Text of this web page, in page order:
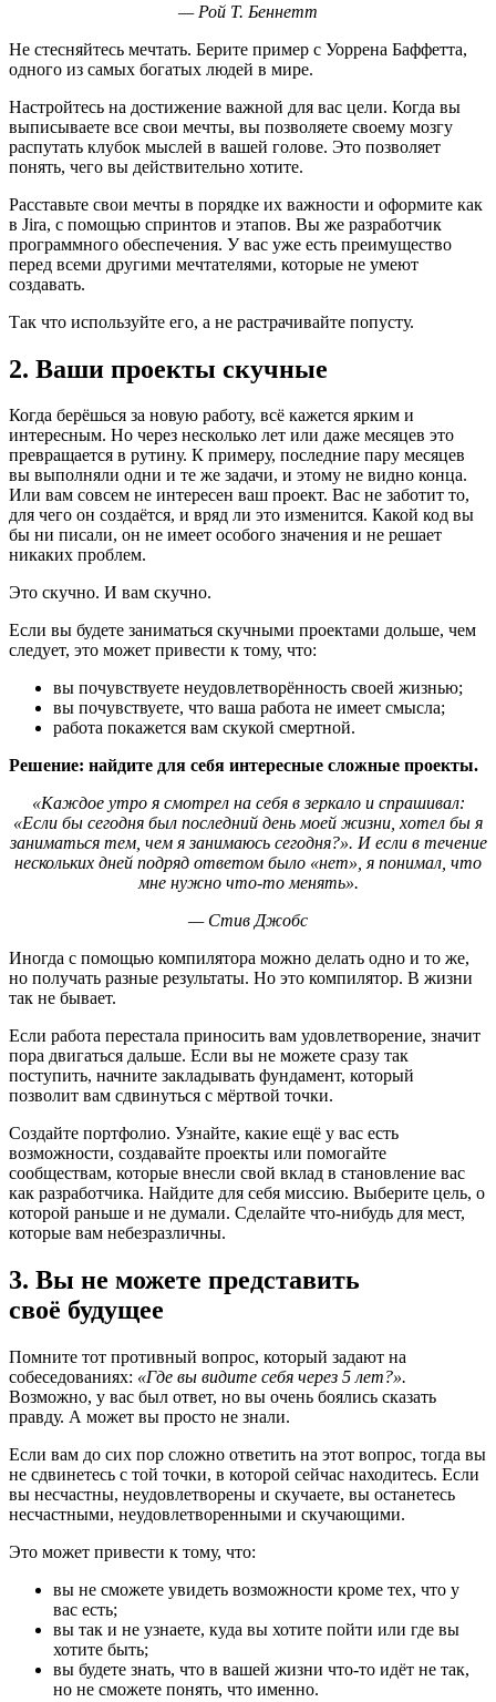
— Рой Т. Беннетт
Не стесняйтесь мечтать. Берите пример с Уоррена Баффетта,
одного из самых богатых людей в мире.
Настройтесь на достижение важной для вас цели. Когда вы
выписываете все свои мечты, вы позволяете своему мозгу
распутать клубок мыслей в вашей голове. Это позволяет
понять, чего вы действительно хотите.
Расставьте свои мечты в порядке их важности и оформите как
в Jira, с помощью спринтов и этапов. Вы же разработчик
программного обеспечения. У вас уже есть преимущество
перед всеми другими мечтателями, которые не умеют
создавать.
Так что используйте его, а не растрачивайте попусту.
2. Ваши проекты скучные
Когда берёшься за новую работу, всё кажется ярким и
интересным. Но через несколько лет или даже месяцев это
превращается в рутину. К примеру, последние пару месяцев
вы выполняли одни и те же задачи, и этому не видно конца.
Или вам совсем не интересен ваш проект. Вас не заботит то,
для чего он создаётся, и вряд ли это изменится. Какой код вы
бы ни писали, он не имеет особого значения и не решает
никаких проблем.
Это скучно. И вам скучно.
Если вы будете заниматься скучными проектами дольше, чем
следует, это может привести к тому, что:
вы почувствуете неудовлетворённость своей жизнью;
вы почувствуете, что ваша работа не имеет смысла;
работа покажется вам скукой смертной.
Решение: найдите для себя интересные сложные проекты.
«Каждое утро я смотрел на себя в зеркало и спрашивал:
«Если бы сегодня был последний день моей жизни, хотел бы я
заниматься тем, чем я занимаюсь сегодня?». И если в течение
нескольких дней подряд ответом было «нет», я понимал, что
мне нужно что-то менять».
— Стив Джобс
Иногда с помощью компилятора можно делать одно и то же,
но получать разные результаты. Но это компилятор. В жизни
так не бывает.
Если работа перестала приносить вам удовлетворение, значит
пора двигаться дальше. Если вы не можете сразу так
поступить, начните закладывать фундамент, который
позволит вам сдвинуться с мёртвой точки.
Создайте портфолио. Узнайте, какие ещё у вас есть
возможности, создавайте проекты или помогайте
сообществам, которые внесли свой вклад в становление вас
как разработчика. Найдите для себя миссию. Выберите цель, о
которой раньше и не думали. Сделайте что-нибудь для мест,
которые вам небезразличны.
3. Вы не можете представить
своё будущее
Помните тот противный вопрос, который задают на
собеседованиях: «Где вы видите себя через 5 лет?».
Возможно, у вас был ответ, но вы очень боялись сказать
правду. А может вы просто не знали.
Если вам до сих пор сложно ответить на этот вопрос, тогда вы
не сдвинетесь с той точки, в которой сейчас находитесь. Если
вы несчастны, неудовлетворены и скучаете, вы останетесь
несчастными, неудовлетворенными и скучающими.
Это может привести к тому, что:
вы не сможете увидеть возможности кроме тех, что у
вас есть;
вы так и не узнаете, куда вы хотите пойти или где вы
хотите быть;
вы будете знать, что в вашей жизни что-то идёт не так,
но не сможете понять, что именно.